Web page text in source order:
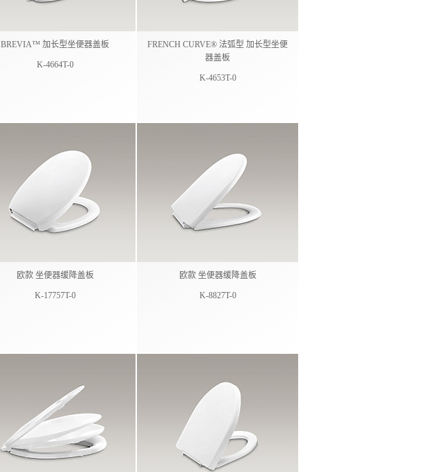
BREVIA™ 加长型坐便器盖板
K-4664T-0
FRENCH CURVE® 法弧型 加长型坐便
器盖板
K-4653T-0
欧款 坐便器缓降盖板
K-17757T-0
欧款 坐便器缓降盖板
K-8827T-0